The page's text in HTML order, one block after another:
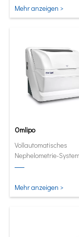
Mehr anzeigen >
Omlipo
Vollautomatisches
Nephelometrie-
Labors mit mittlerer bis
Mehr anzeigen >